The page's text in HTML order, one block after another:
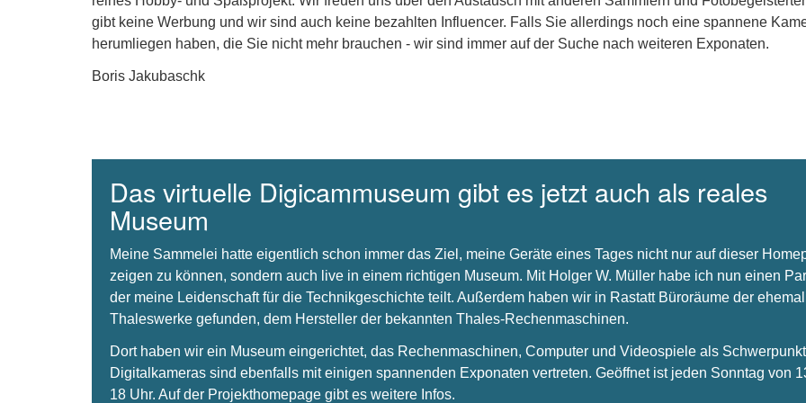
gibt keine Werbung und wir sind auch keine bezahlten Influencer. Falls Sie allerdings noch eine spannene
herumliegen haben, die Sie nicht mehr brauchen - wir sind immer auf der Suche nach weiteren Exponaten.
Boris Jakubaschk
Das virtuelle Digicammuseum gibt es jetzt auch als reales
Museum
Meine Sammelei hatte eigentlich schon immer das Ziel, meine Geräte eines Tages nicht nur auf dieser
zeigen zu können, sondern auch live in einem richtigen Museum. Mit Holger W. Müller habe ich nun einen
der meine Leidenschaft für die Technikgeschichte teilt. Außerdem haben wir in Rastatt Büroräume der
Thaleswerke gefunden, dem Hersteller der bekannten Thales-Rechenmaschinen.
Dort haben wir ein Museum eingerichtet, das Rechenmaschinen, Computer und Videospiele als
Digitalkameras sind ebenfalls mit einigen spannenden Exponaten vertreten. Geöffnet ist jeden Sonntag von
18 Uhr. Auf der Projekthomepage gibt es weitere Infos.